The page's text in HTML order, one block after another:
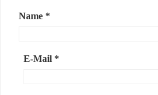
Name *
E-Mail *